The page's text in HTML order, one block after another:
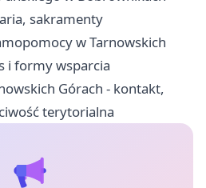
sakramenty
w Tarnowskich
i formy wsparcia
Górach - kontakt,
terytorialna